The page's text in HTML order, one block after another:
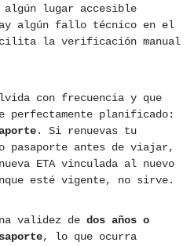
algún lugar accesible
algún fallo técnico en el
la verificación manual
con frecuencia y que
perfectamente planificado:
. Si renuevas tu
pasaporte antes de viajar,
ETA vinculada al nuevo
esté vigente, no sirve.
validez de dos años o
, lo que ocurra